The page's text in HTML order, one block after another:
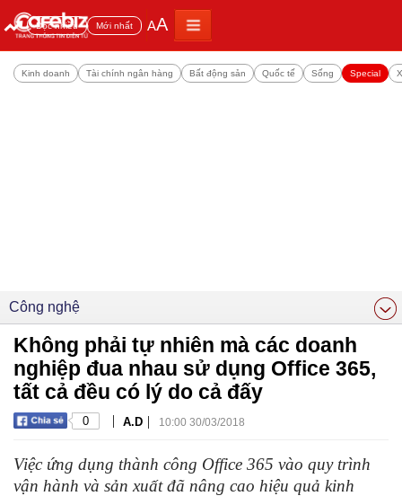
Đọc nhiều Mới nhất AA
Kinh doanh Tài chính ngân hàng Bất động sản Quốc tế Sống Special
Công nghệ
Không phải tự nhiên mà các doanh
nghiệp đua nhau sử dụng Office 365,
tất cả đều có lý do cả đấy
0 | A.D | 10:00 30/03/2018
Việc ứng dụng thành công Office 365 vào quy trình
vận hành và sản xuất đã nâng cao hiệu quả kinh